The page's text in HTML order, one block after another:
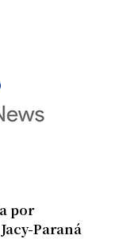
por
Paraná